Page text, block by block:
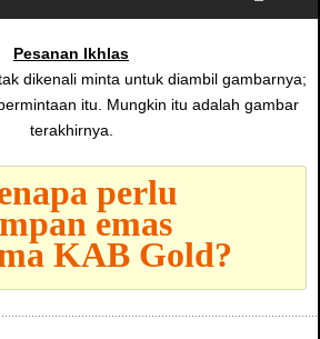
Pesanan Ikhlas
dikenali minta untuk diambil gambarnya;
itu. Mungkin itu adalah gambar
terakhirnya.
perlu
emas
KAB Gold?